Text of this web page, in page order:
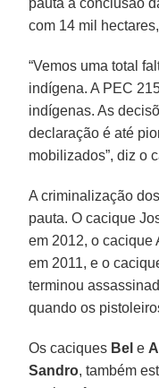
com 14 mil
“Vemos uma total
indígena. A PEC
indígenas. As
declaração é até
mobilizados”, diz o
A criminalização
pauta. O cacique
em 2012, o cacique
em 2011, e o
terminou
quando os
Os caciques Bel e
Sandro, também